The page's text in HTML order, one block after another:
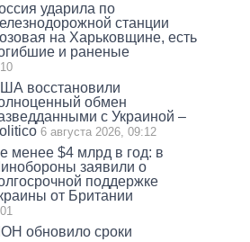
ударила по
станции
на Харьковщине, есть
и раненые
восстановили
обмен
с Украиной –
6 августа 2026, 09:12
менее $4 млрд в год: в
заявили о
поддержке
от Британии
обновило сроки